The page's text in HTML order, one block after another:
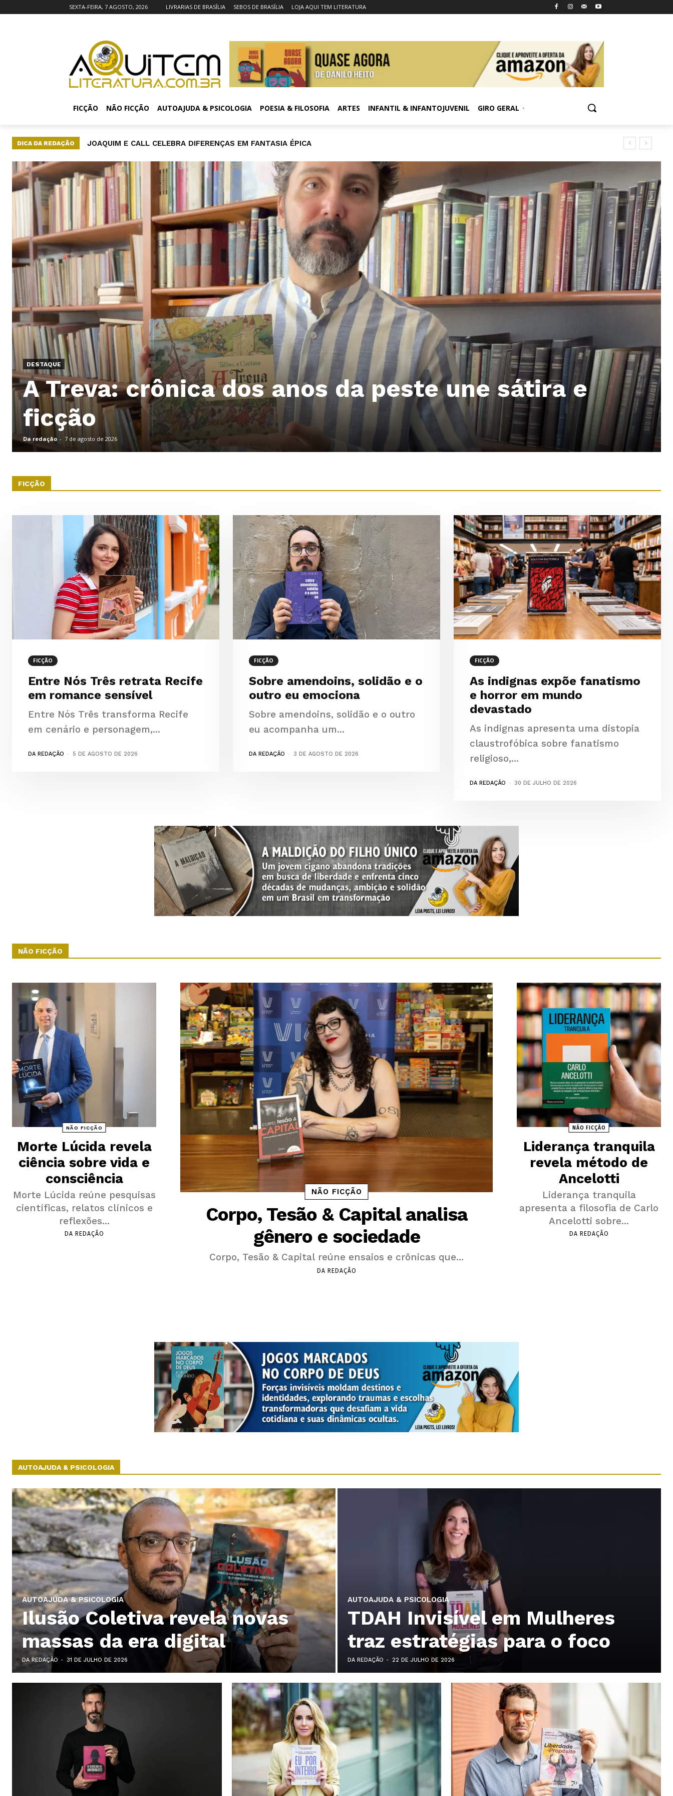
SEXTA-FEIRA, 7 AGOSTO, 2026 LIVRARIAS DE BRASÍLIA SEBOS DE BRASÍLIA LOJA AQUI TEM LITERATURA
FICÇÃO NÃO FICÇÃO AUTOAJUDA & PSICOLOGIA POESIA & FILOSOFIA ARTES INFANTIL & INFANTOJUVENIL GIRO GERAL
DICA DA REDAÇÃO MORTE LÚCIDA REVELA CIÊNCIA SOBRE VIDA E CONSCIÊNCIA
DESTAQUE
A Treva: crônica dos anos da peste une sátira e
ficção
Da redação - 7 de agosto de 2026
FICÇÃO
FICÇÃO
Entre Nós Três retrata Recife
em romance sensível
Entre Nós Três transforma Recife
em cenário e personagem,...
DA REDAÇÃO - 5 DE AGOSTO DE 2026
FICÇÃO
Sobre amendoins, solidão e o
outro eu emociona
Sobre amendoins, solidão e o outro
eu acompanha um...
DA REDAÇÃO - 3 DE AGOSTO DE 2026
FICÇÃO
As indignas expõe fanatismo
e horror em mundo
devastado
As indignas apresenta uma distopia
claustrofóbica sobre fanatismo
religioso,...
DA REDAÇÃO - 30 DE JULHO DE 2026
NÃO FICÇÃO
NÃO FICÇÃO
Morte Lúcida revela
ciência sobre vida e
consciência
Morte Lúcida reúne pesquisas
científicas, relatos clínicos e
reflexões...
DA REDAÇÃO
NÃO FICÇÃO
Corpo, Tesão & Capital analisa
gênero e sociedade
Corpo, Tesão & Capital reúne ensaios e crônicas que...
DA REDAÇÃO
NÃO FICÇÃO
Liderança tranquila
revela método de
Ancelotti
Liderança tranquila
apresenta a filosofia de Carlo
Ancelotti sobre...
DA REDAÇÃO
AUTOAJUDA & PSICOLOGIA
AUTOAJUDA & PSICOLOGIA
Ilusão Coletiva revela novas
massas da era digital
DA REDAÇÃO - 31 DE JULHO DE 2026
AUTOAJUDA & PSICOLOGIA
TDAH Invisível em Mulheres
traz estratégias para o foco
DA REDAÇÃO - 22 DE JULHO DE 2026